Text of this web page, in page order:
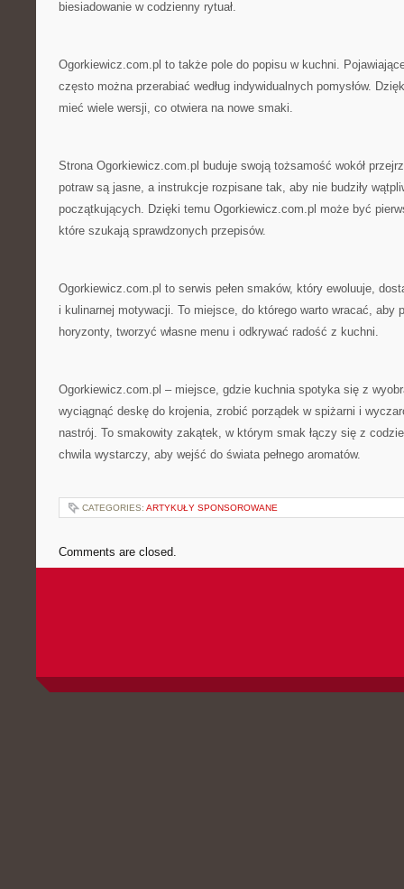
biesiadowanie w codzienny rytuał.
Ogorkiewicz.com.pl to także pole do popisu w kuchni.
często można przerabiać według indywidualnych pomysłów.
mieć wiele wersji, co otwiera na nowe smaki.
Strona Ogorkiewicz.com.pl buduje swoją tożsamość wokół
potraw są jasne, a instrukcje rozpisane tak, aby nie budziły
początkujących. Dzięki temu Ogorkiewicz.com.pl może być
które szukają sprawdzonych przepisów.
Ogorkiewicz.com.pl to serwis pełen smaków, który ewoluuje,
i kulinarnej motywacji. To miejsce, do którego warto wracać, aby
horyzonty, tworzyć własne menu i odkrywać radość z kuchni.
Ogorkiewicz.com.pl – miejsce, gdzie kuchnia spotyka się z
wyciągnąć deskę do krojenia, zrobić porządek w spiżarni i
nastrój. To smakowity zakątek, w którym smak łączy się z
chwila wystarczy, aby wejść do świata pełnego aromatów.
CATEGORIES: ARTYKUŁY SPONSOROWANE
Comments are closed.